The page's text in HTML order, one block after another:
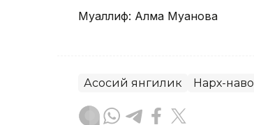
Муаллиф: Алма Муқанова
Асосий янгилик Нарх-наво